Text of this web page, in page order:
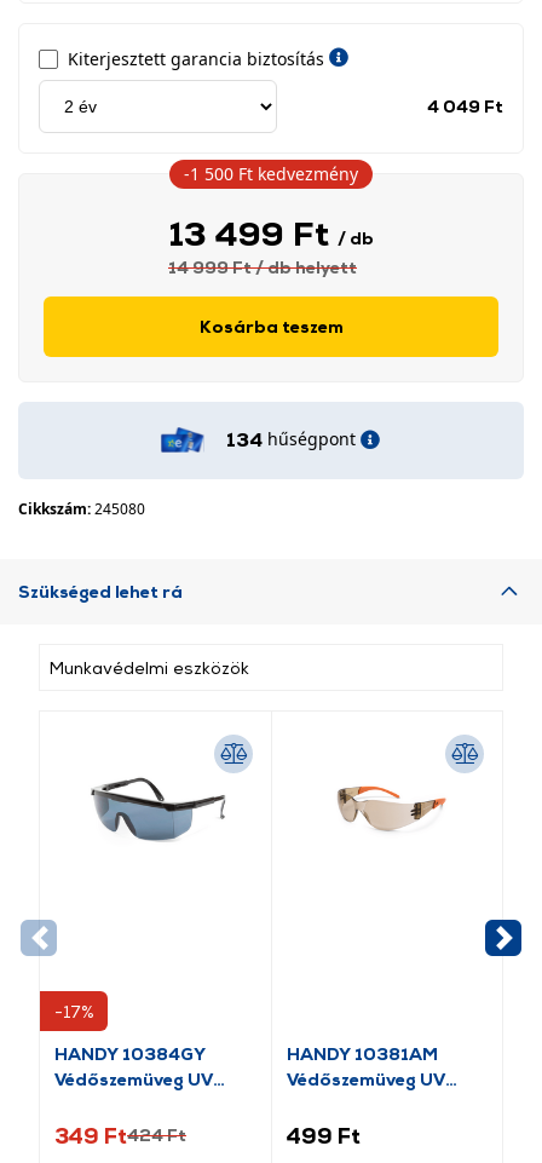
Kiterjesztett garancia biztosítás
4 049 Ft
13 499 Ft / db
14 999 Ft/ dbhelyett
Kosárba teszem
-1 500 Ft kedvezmény
134 hűségpont
Cikkszám:245080
Szükséged lehet rá
Munkavédelmi eszközök
-17%
HANDY 10384GY
Védőszemüveg UV
349 Ft424 Ft
HANDY 10381AM
Védőszemüveg UV
499 Ft